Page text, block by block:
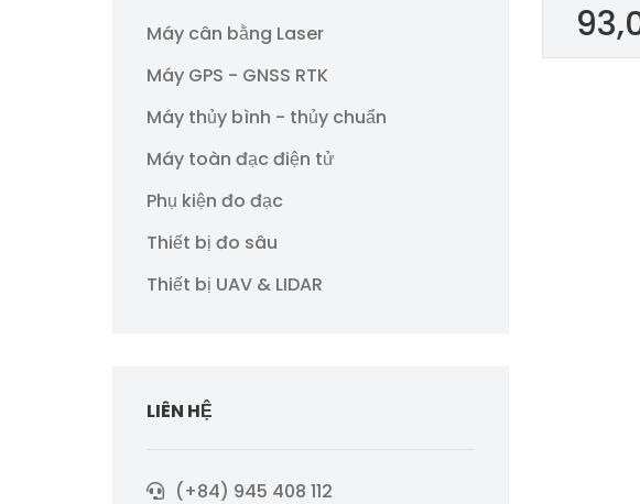
Máy cân bằng Laser
Máy GPS - GNSS RTK
Máy thủy bình - thủy chuẩn
Máy toàn đạc điện tử
Phụ kiện đo đạc
Thiết bị đo sâu
Thiết bị UAV & LIDAR
LIÊN HỆ
(+84) 945 408 112